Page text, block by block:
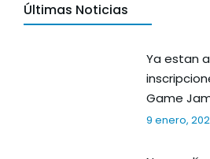
Últimas Noticias
Ya estan
Game
9 enero,